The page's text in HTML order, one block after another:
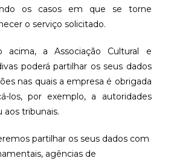
os casos em que se torne
o serviço solicitado.
acima, a Associação Cultural e
poderá partilhar os seus dados
nas quais a empresa é obrigada
los, por exemplo, a autoridades
tribunais.
partilhar os seus dados com
agências de